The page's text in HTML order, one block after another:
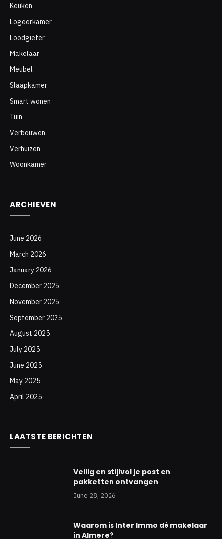
Keuken
Logeerkamer
Loodgieter
Makelaar
Meubel
Slaapkamer
Smart wonen
Tuin
Verbouwen
Verhuizen
Woonkamer
ARCHIEVEN
June 2026
March 2026
January 2026
December 2025
November 2025
September 2025
August 2025
July 2025
June 2025
May 2025
April 2025
LAATSTE BERICHTEN
Veilig en stijlvol je post en
pakketten ontvangen
June 28, 2026
Waarom is Inter Immo dé makelaar
in Almere?